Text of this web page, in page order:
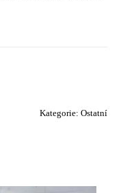
Kategorie: Ostatní